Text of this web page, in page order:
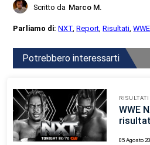
Scritto da Marco M.
Parliamo di:NXT ,Report ,Risultati ,WWE
Potrebbero interessarti
RISULTATI
WWE
05 Agosto